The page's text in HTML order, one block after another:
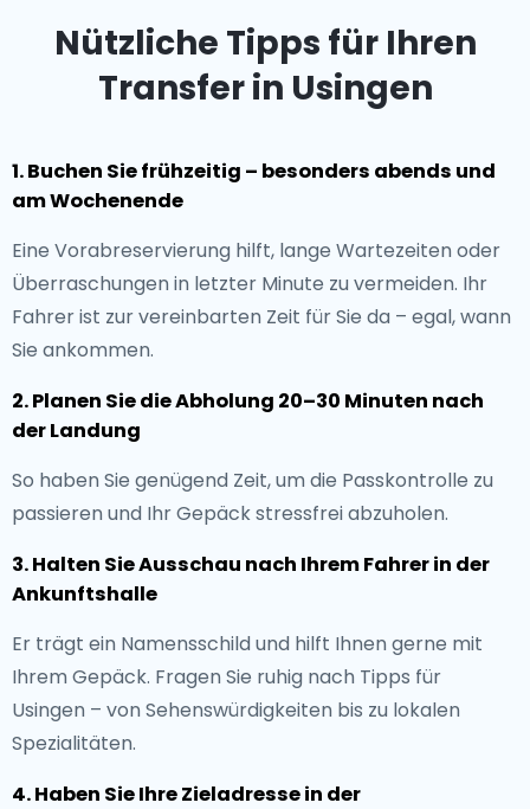
Nützliche Tipps für Ihren
Transfer in Usingen
1. Buchen Sie frühzeitig – besonders abends und
am Wochenende
Eine Vorabreservierung hilft, lange Wartezeiten oder
Überraschungen in letzter Minute zu vermeiden. Ihr
Fahrer ist zur vereinbarten Zeit für Sie da – egal, wann
Sie ankommen.
2. Planen Sie die Abholung 20–30 Minuten nach
der Landung
So haben Sie genügend Zeit, um die Passkontrolle zu
passieren und Ihr Gepäck stressfrei abzuholen.
3. Halten Sie Ausschau nach Ihrem Fahrer in der
Ankunftshalle
Er trägt ein Namensschild und hilft Ihnen gerne mit
Ihrem Gepäck. Fragen Sie ruhig nach Tipps für
Usingen – von Sehenswürdigkeiten bis zu lokalen
Spezialitäten.
4. Haben Sie Ihre Zieladresse in der